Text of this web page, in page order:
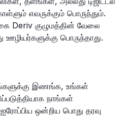
எவருக்கும் பொருந்தும்.
Deriv குழுமத்தின் வேலை
பொருந்தாது.
இணங்க, உங்கள்
நாங்கள்
ஒன்றிய பொது தரவு